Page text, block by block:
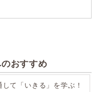
おすすめ
て「いきる」を学ぶ！